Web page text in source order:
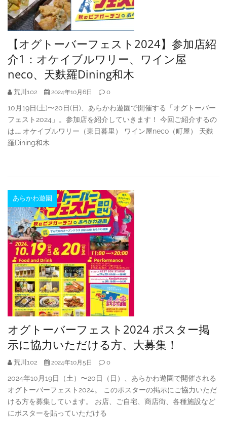
【オグトーバーフェスト2024】参加店紹
介1：オケイブルワリー、ワイン屋
neco、天麩羅Dining和木
荒川102 2024年10月6日 0
10月19日(土)〜20日(日)、あらかわ遊園で開催する「オグトーバー
フェスト2024」。参加店を紹介していきます！ 今回ご紹介するの
は…… オケイブルワリー（東日暮里） ワイン屋neco（町屋） 天麩
羅Dining和木
あらかわ遊園
オグトーバーフェスト2024 ポスター掲
示に協力いただける方、大募集！
荒川102 2024年10月5日 0
2024年10月19日（土）〜20日（日）、あらかわ遊園で開催される
オグトーバーフェスト2024。 このポスターの掲示にご協力いただ
ける方を募集しています。 お店、ご自宅、商店街、各種施設など
にポスターを貼っていただける